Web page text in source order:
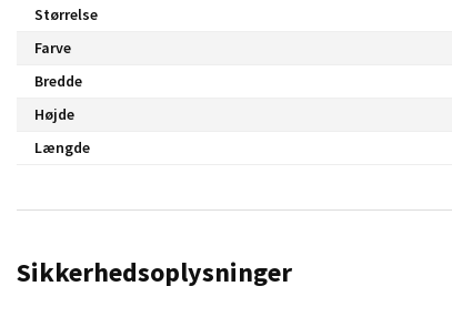
Størrelse
Farve
Bredde
Højde
Længde
Sikkerhedsoplysninger